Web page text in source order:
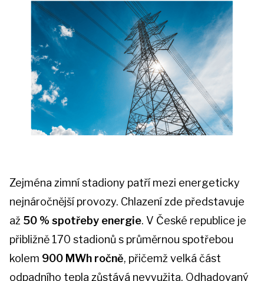
Zejména zimní stadiony patří mezi energeticky
nejnáročnější provozy. Chlazení zde představuje
až 50 % spotřeby energie. V České republice je
přibližně 170 stadionů s průměrnou spotřebou
kolem 900 MWh ročně, přičemž velká část
odpadního tepla zůstává nevyužita. Odhadovaný